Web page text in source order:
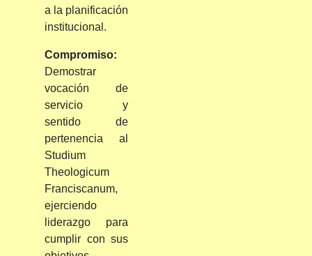
a la planificación
institucional.
Compromiso:
Demostrar
vocación de
servicio y
sentido de
pertenencia al
Studium
Theologicum
Franciscanum,
ejerciendo
liderazgo para
cumplir con sus